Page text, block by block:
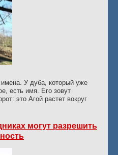
У дуба, который уже
есть имя. Его зовут
это Агой растет вокруг
могут разрешить